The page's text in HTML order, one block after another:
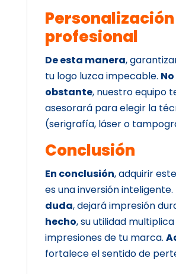
Personalización
profesional
De esta manera,
tu logo luzca impecable. No
obstante, nuestro equipo
asesorará para elegir la
(serigrafía, láser o
Conclusión
En conclusión, adquirir
es una inversión inteligente.
duda, dejará impresión
hecho, su utilidad
impresiones de tu marca.
fortalece el sentido de